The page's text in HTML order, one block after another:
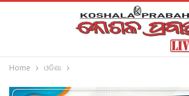
Home ଓଡିଶା